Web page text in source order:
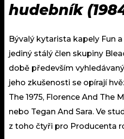
hudebník
Bývalý kytarista kapely Fun
jediný stálý člen skupiny
době především
jeho zkušenosti se opírají
The 1975, Florence And The
nebo Tegan And Sara. Ve
z toho čtyři pro Producenta